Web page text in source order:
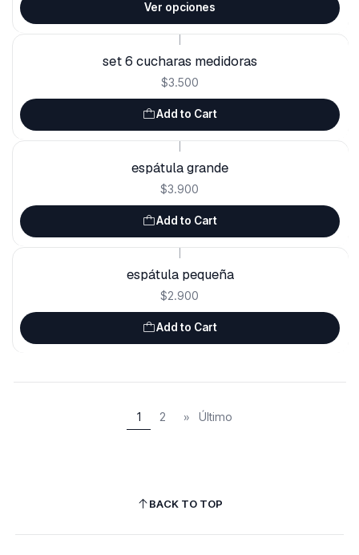
Ver opciones
set 6 cucharas medidoras
$3.500
Add to Cart
espátula grande
$3.900
Add to Cart
espátula pequeña
$2.900
Add to Cart
1 2 » Último
BACK TO TOP